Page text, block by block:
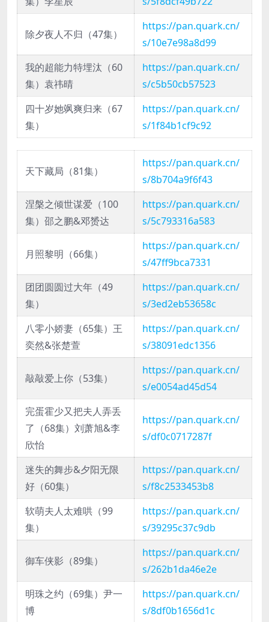
除夕夜人不归（47集）
https://pan.quark.cn/
s/10e7e98a8d99
我的超能力特埋汰（60
集）袁祎晴
https://pan.quark.cn/
s/c5b50cb57523
四十岁她飒爽归来（67
集）
https://pan.quark.cn/
s/1f84b1cf9c92
天下藏局（81集）
https://pan.quark.cn/
s/8b704a9f6f43
涅槃之倾世谋爱（100
集）邵之鹏&邓赟达
https://pan.quark.cn/
s/5c793316a583
月照黎明（66集）
https://pan.quark.cn/
s/47ff9bca7331
团团圆圆过大年（49
集）
https://pan.quark.cn/
s/3ed2eb53658c
八零小娇妻（65集）王
奕然&张楚萱
https://pan.quark.cn/
s/38091edc1356
敲敲爱上你（53集）
https://pan.quark.cn/
s/e0054ad45d54
完蛋霍少又把夫人弄丢
了（68集）刘萧旭&李
欣怡
https://pan.quark.cn/
s/df0c0717287f
迷失的舞步&夕阳无限
好（60集）
https://pan.quark.cn/
s/f8c2533453b8
软萌夫人太难哄（99
集）
https://pan.quark.cn/
s/39295c37c9db
御车侠影（89集）
https://pan.quark.cn/
s/262b1da46e2e
明珠之约（69集）尹一
博
https://pan.quark.cn/
s/8df0b1656d1c